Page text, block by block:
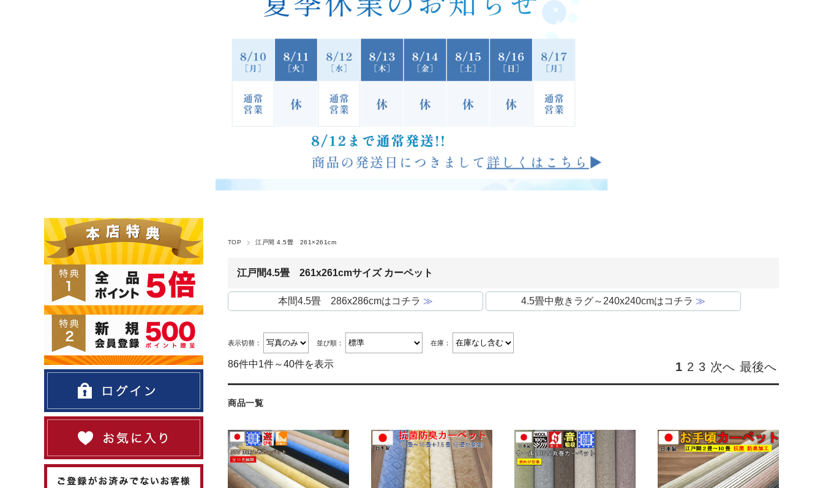
TOP 江戸間 4.5畳 261×261cm
江戸間4.5畳 261x261cmサイズ カーペット
本間4.5畳 286x286cmはコチラ ≫ 4.5畳中敷きラグ～240x240cmはコチラ ≫
表示切替： 並び順： 在庫：
86件中1件～40件を表示 1 2 3 次へ 最後へ
商品一覧